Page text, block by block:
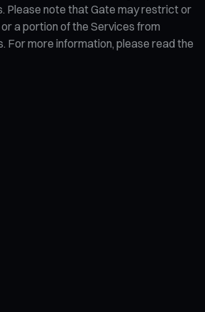
Please note that Gate may restrict or
a portion of the Services from
For more information, please read the